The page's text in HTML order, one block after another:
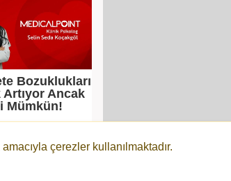
Bozuklukları
Ancak
Mümkün!
çerezler kullanılmaktadır.